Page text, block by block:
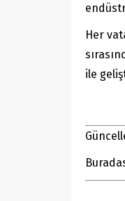
Her
ile